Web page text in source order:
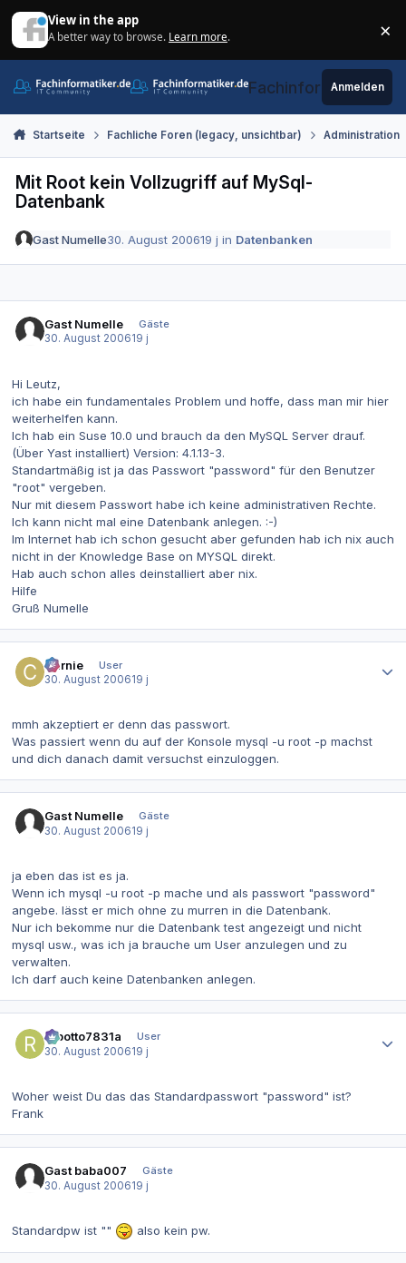
View in the app
A better way to browse. Learn more. ×
Fachinformatiker.de
Anmelden
Startseite Fachliche Foren (legacy, unsichtbar) Administration
Mit Root kein Vollzugriff auf MySql-
Datenbank
Gast Numelle30. August 200619 j in Datenbanken
Gast Numelle
Gäste
30. August 200619 j
Hi Leutz,
ich habe ein fundamentales Problem und hoffe, dass man mir hier
weiterhelfen kann.
Ich hab ein Suse 10.0 und brauch da den MySQL Server drauf.
(Über Yast installiert) Version: 4.1.13-3.
Standartmäßig ist ja das Passwort "password" für den Benutzer
"root" vergeben.
Nur mit diesem Passwort habe ich keine administrativen Rechte.
Ich kann nicht mal eine Datenbank anlegen. :-)
Im Internet hab ich schon gesucht aber gefunden hab ich nix auch
nicht in der Knowledge Base on MYSQL direkt.
Hab auch schon alles deinstalliert aber nix.
Hilfe
Gruß Numelle
Carnie
User
30. August 200619 j
mmh akzeptiert er denn das passwort.
Was passiert wenn du auf der Konsole mysql -u root -p machst
und dich danach damit versuchst einzuloggen.
Gast Numelle
Gäste
30. August 200619 j
ja eben das ist es ja.
Wenn ich mysql -u root -p mache und als passwort "password"
angebe. lässt er mich ohne zu murren in die Datenbank.
Nur ich bekomme nur die Datenbank test angezeigt und nicht
mysql usw., was ich ja brauche um User anzulegen und zu
verwalten.
Ich darf auch keine Datenbanken anlegen.
robotto7831a
User
30. August 200619 j
Woher weist Du das das Standardpasswort "password" ist?
Frank
Gast baba007
Gäste
30. August 200619 j
Standardpw ist "" also kein pw.